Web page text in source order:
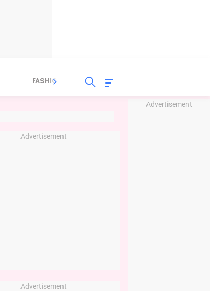
Advertisement
FASHION FOOD
Advertisement
Advertisement